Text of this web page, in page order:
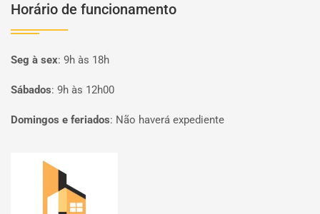
Horário de funcionamento
Seg à sex: 9h às 18h
Sábados: 9h às 12h00
Domingos e feriados: Não haverá expediente
Página inicial